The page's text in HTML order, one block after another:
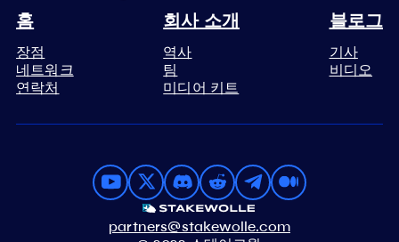
홈
장점
네트워크
연락처
회사 소개
역사
팀
미디어 키트
블로그
기사
비디오
partners@stakewolle.com